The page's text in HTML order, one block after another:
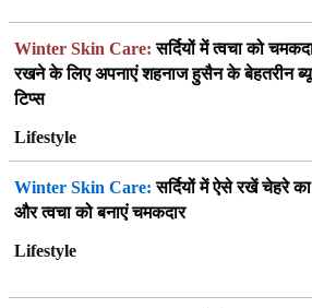
Winter Skin Care: सर्दियों में त्वचा को
रखने के लिए अपनाएं शहनाज हुसैन के बेहतरीन
टिप्स
Lifestyle
Winter Skin Care: सर्दियों में ऐसे रखें चेहरे
और त्वचा को बनाएं चमकदार
Lifestyle